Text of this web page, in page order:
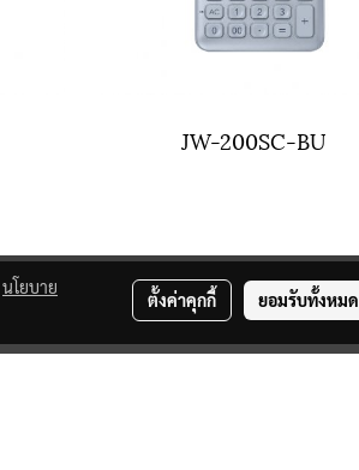
JW-200SC-BU
นโยบาย
ตั้งค่าคุกกี้ ยอมรับทั้งหมด